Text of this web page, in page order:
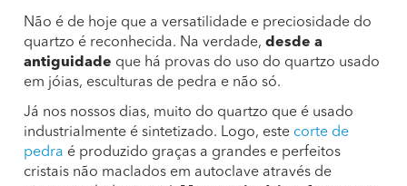
Não é de hoje que a versatilidade e preciosidade do
quartzo é reconhecida. Na verdade, desde a
antiguidade que há provas do uso do quartzo usado
em jóias, esculturas de pedra e não só.
Já nos nossos dias, muito do quartzo que é usado
industrialmente é sintetizado. Logo, este corte de
pedra é produzido graças a grandes e perfeitos
cristais não maclados em autoclave através de